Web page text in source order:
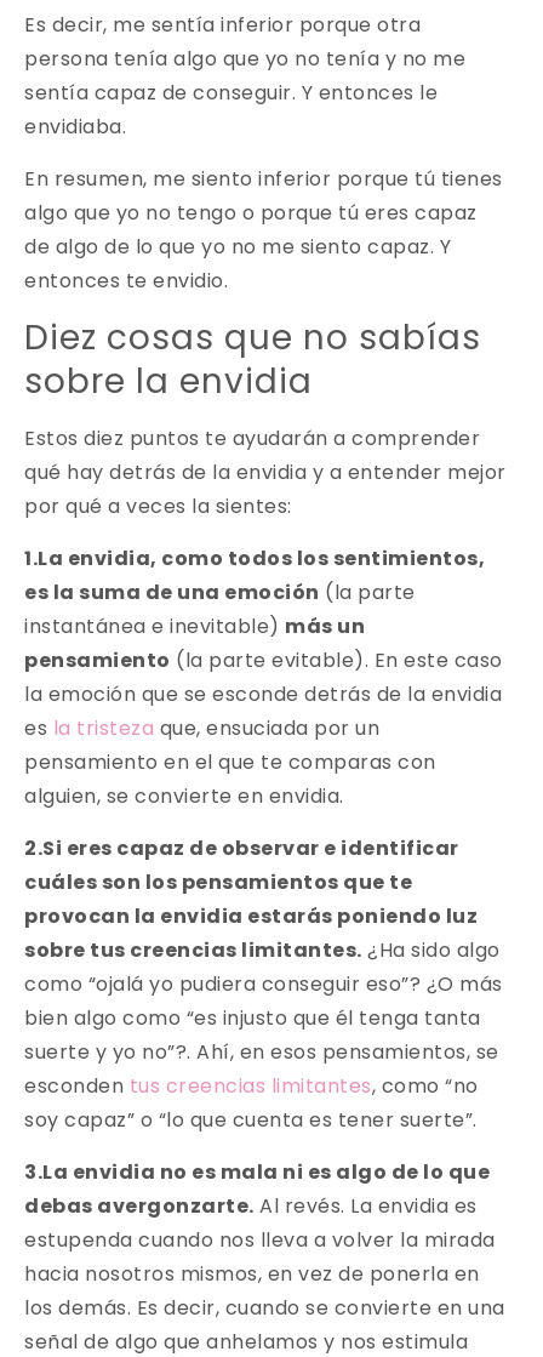
Es decir, me sentía inferior porque otra
persona tenía algo que yo no tenía y no me
sentía capaz de conseguir. Y entonces le
envidiaba.
En resumen, me siento inferior porque tú tienes
algo que yo no tengo o porque tú eres capaz
de algo de lo que yo no me siento capaz. Y
entonces te envidio.
Diez cosas que no sabías
sobre la envidia
Estos diez puntos te ayudarán a comprender
qué hay detrás de la envidia y a entender mejor
por qué a veces la sientes:
1.La envidia, como todos los sentimientos,
es la suma de una emoción (la parte
instantánea e inevitable) más un
pensamiento (la parte evitable). En este caso
la emoción que se esconde detrás de la envidia
es la tristeza que, ensuciada por un
pensamiento en el que te comparas con
alguien, se convierte en envidia.
2.Si eres capaz de observar e identificar
cuáles son los pensamientos que te
provocan la envidia estarás poniendo luz
sobre tus creencias limitantes. ¿Ha sido algo
como “ojalá yo pudiera conseguir eso”? ¿O más
bien algo como “es injusto que él tenga tanta
suerte y yo no”?. Ahí, en esos pensamientos, se
esconden tus creencias limitantes, como “no
soy capaz” o “lo que cuenta es tener suerte”.
3.La envidia no es mala ni es algo de lo que
debas avergonzarte. Al revés. La envidia es
estupenda cuando nos lleva a volver la mirada
hacia nosotros mismos, en vez de ponerla en
los demás. Es decir, cuando se convierte en una
señal de algo que anhelamos y nos estimula